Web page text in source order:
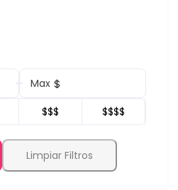
Max $
$$$ $$$$
Limpiar Filtros